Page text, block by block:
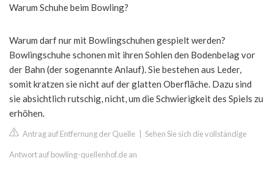
Warum Schuhe beim Bowling?
Warum darf nur mit Bowlingschuhen gespielt werden?
Bowlingschuhe schonen mit ihren Sohlen den Bodenbelag vor
der Bahn (der sogenannte Anlauf). Sie bestehen aus Leder,
somit kratzen sie nicht auf der glatten Oberfläche. Dazu sind
sie absichtlich rutschig, nicht, um die Schwierigkeit des Spiels zu
erhöhen.
Antrag auf Entfernung der Quelle Sehen Sie sich die vollständige
Antwort auf bowling-quellenhof.de an